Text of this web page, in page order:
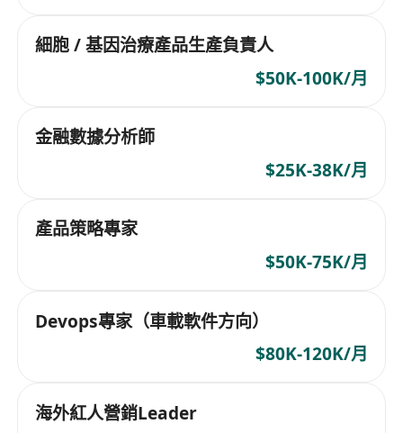
細胞 / 基因治療產品生產負責人
$50K-100K/月
金融數據分析師
$25K-38K/月
產品策略專家
$50K-75K/月
Devops專家（車載軟件方向）
$80K-120K/月
海外紅人營銷Leader